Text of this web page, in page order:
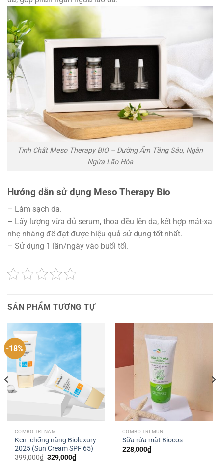
Tinh Chất Meso Therapy BIO – Dưỡng Ẩm Tầng Sâu, Ngăn
Ngừa Lão Hóa
Hướng dẫn sử dụng Meso Therapy Bio
– Làm sạch da.
– Lấy lượng vừa đủ serum, thoa đều lên da, kết hợp mát-xa
nhẹ nhàng để đạt được hiệu quả sử dụng tốt nhất.
– Sử dụng 1 lần/ngày vào buổi tối.
SẢN PHẨM TƯƠNG TỰ
-18%
COMBO TRỊ NÁM
Kem chống nắng Bioluxury
2025 (Sun Cream SPF 65)
399,000₫ Giá
329,000₫Giá
hiện
COMBO TRỊ MỤN
Sữa rửa mặt Biocos
228,000₫